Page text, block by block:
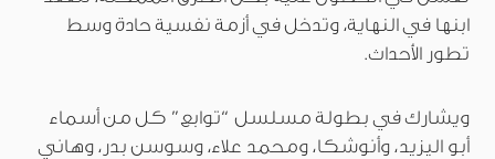
ابنها في النهاية، وتدخل في أزمة نفسية حادة وسط
تطور الأحداث.
ويشارك في بطولة مسلسل “توابع” كل من أسماء
أبو اليزيد، وأنوشكا، ومحمد علاء، وسوسن بدر، وهاني